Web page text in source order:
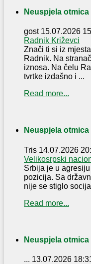
Neuspjela
gost 15.07.2026
Radnik Križevci
Znači ti si iz
Radnik. Na
iznosa. Na čelu
tvrtke izdašno i ...
Read more...
Neuspjela
Tris 14.07.2026
Velikosrpski
Srbija je u
pozicija. Sa
nije se stiglo
Read more...
Neuspjela
... 13.07.2026